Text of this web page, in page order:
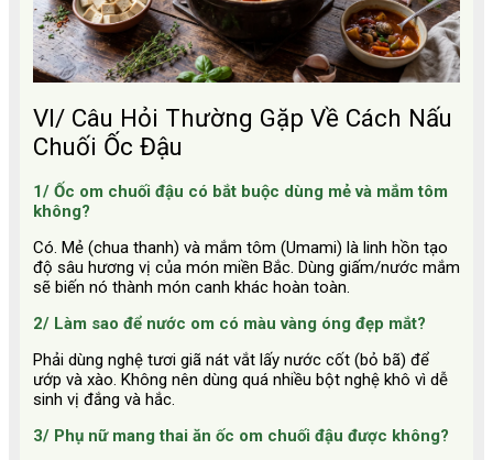
VI/ Câu Hỏi Thường Gặp Về Cách Nấu
Chuối Ốc Đậu
1/ Ốc om chuối đậu có bắt buộc dùng mẻ và mắm tôm
không?
Có. Mẻ (chua thanh) và mắm tôm (Umami) là linh hồn tạo
độ sâu hương vị của món miền Bắc. Dùng giấm/nước mắm
sẽ biến nó thành món canh khác hoàn toàn.
2/ Làm sao để nước om có màu vàng óng đẹp mắt?
Phải dùng nghệ tươi giã nát vắt lấy nước cốt (bỏ bã) để
ướp và xào. Không nên dùng quá nhiều bột nghệ khô vì dễ
sinh vị đắng và hắc.
3/ Phụ nữ mang thai ăn ốc om chuối đậu được không?